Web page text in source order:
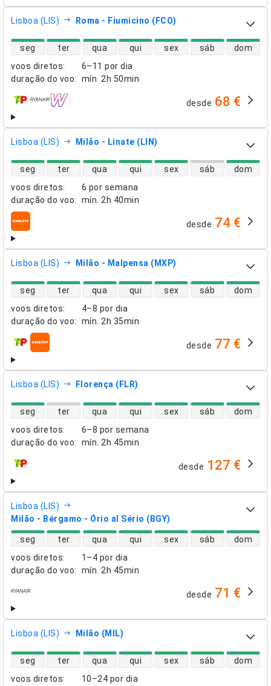
Lisboa (LIS) Roma - Fiumicino (FCO)
voos diretos:
6–11 por dia
duração do voo: mín. 2h 50min
disponibilidade de voos diretos
seg ter qua qui sex sáb dom
companhias aéreas desde 68 €
Lisboa (LIS) Milão - Linate (LIN)
voos diretos:
6 por semana
duração do voo: mín. 2h 40min
disponibilidade de voos diretos
seg ter qua qui sex sáb dom
companhias aéreas desde 74 €
Lisboa (LIS) Milão - Malpensa (MXP)
voos diretos:
4–8 por dia
duração do voo: mín. 2h 35min
disponibilidade de voos diretos
seg ter qua qui sex sáb dom
companhias aéreas desde 77 €
Lisboa (LIS) Florença (FLR)
voos diretos:
6–8 por semana
duração do voo: mín. 2h 45min
disponibilidade de voos diretos
seg ter qua qui sex sáb dom
companhias aéreas desde 127 €
Lisboa (LIS)
Milão - Bérgamo - Ório al Sério (BGY)
voos diretos:
1–4 por dia
duração do voo: mín. 2h 45min
disponibilidade de voos diretos
seg ter qua qui sex sáb dom
desde 71 €
Lisboa (LIS) Milão (MIL)
voos diretos: 10–24 por dia
disponibilidade de voos diretos
seg ter qua qui sex sáb dom